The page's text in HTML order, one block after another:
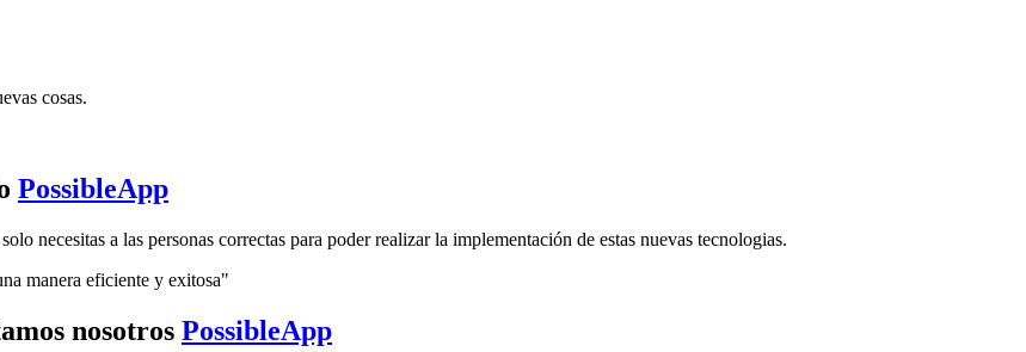
cosas.
PossibleApp
necesitas a las personas correctas para poder realizar la implementación de estas nuevas tecnologias.
manera eficiente y exitosa"
nosotros PossibleApp